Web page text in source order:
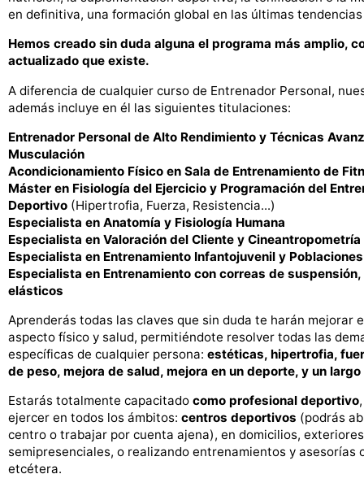
en definitiva, una formación global en las últimas
Hemos creado sin duda alguna el programa más amplio,
actualizado que existe.
A diferencia de cualquier curso de Entrenador Personal,
además incluye en él las siguientes titulaciones:
Entrenador Personal de Alto Rendimiento y Técnicas
Musculación
Acondicionamiento Físico en Sala de Entrenamiento de
Máster en Fisiología del Ejercicio y Programación del
Deportivo (Hipertrofia, Fuerza, Resistencia...)
Especialista en Anatomía y Fisiología Humana
Especialista en Valoración del Cliente y Cineantropometría
Especialista en Entrenamiento Infantojuvenil y
Especialista en Entrenamiento con correas de
elásticos
Aprenderás todas las claves que sin duda te harán mejorar
aspecto físico y salud, permitiéndote resolver todas las
específicas de cualquier persona: estéticas, hipertrofia,
de peso, mejora de salud, mejora en un deporte, y un
Estarás totalmente capacitado como profesional deportivo
ejercer en todos los ámbitos: centros deportivos (podrás
centro o trabajar por cuenta ajena), en domicilios,
semipresenciales, o realizando entrenamientos y asesorías
etcétera.